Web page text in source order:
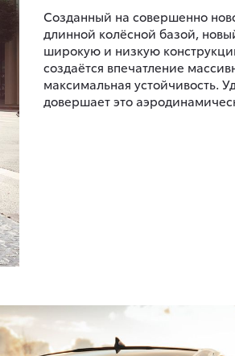
Созданный на совершенно
длинной колёсной базой,
широкую и низкую
создаётся впечатление
максимальная устойчивость.
довершает это